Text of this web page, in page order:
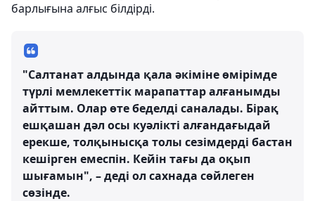
барлығына алғыс білдірді.
"Салтанат алдында қала әкіміне өмірімде
түрлі мемлекеттік марапаттар алғанымды
айттым. Олар өте беделді саналады. Бірақ
ешқашан дәл осы куәлікті алғандағыдай
ерекше, толқынысқа толы сезімдерді бастан
кешірген емеспін. Кейін тағы да оқып
шығамын", – деді ол сахнада сөйлеген
сөзінде.